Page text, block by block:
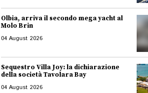
Olbia, arriva il secondo mega yacht al
Molo Brin
04 August 2026
Sequestro Villa Joy: la dichiarazione
della società Tavolara Bay
04 August 2026